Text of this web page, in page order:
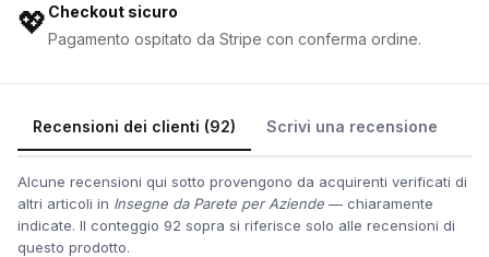
💖 Checkout sicuro
Pagamento ospitato da Stripe con conferma ordine.
Recensioni dei clienti (92) Scrivi una recensione
Alcune recensioni qui sotto provengono da acquirenti verificati di
altri articoli in Insegne da Parete per Aziende — chiaramente
indicate. Il conteggio 92 sopra si riferisce solo alle recensioni di
questo prodotto.